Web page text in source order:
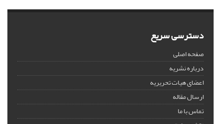
دسترسی سریع
صفحه اصلی
درباره نشریه
اعضای هیات تحریریه
ارسال مقاله
تماس با ما